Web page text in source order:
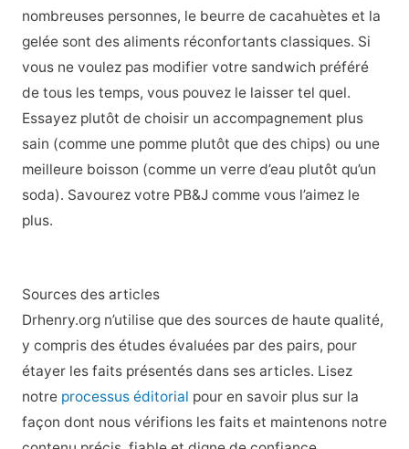
nombreuses personnes, le beurre de cacahuètes et la
gelée sont des aliments réconfortants classiques. Si
vous ne voulez pas modifier votre sandwich préféré
de tous les temps, vous pouvez le laisser tel quel.
Essayez plutôt de choisir un accompagnement plus
sain (comme une pomme plutôt que des chips) ou une
meilleure boisson (comme un verre d’eau plutôt qu’un
soda). Savourez votre PB&J comme vous l’aimez le
plus.
Sources des articles
Drhenry.org n’utilise que des sources de haute qualité,
y compris des études évaluées par des pairs, pour
étayer les faits présentés dans ses articles. Lisez
notre processus éditorial pour en savoir plus sur la
façon dont nous vérifions les faits et maintenons notre